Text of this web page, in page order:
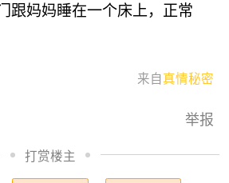
跟妈妈睡在一个床上，正常
来自真情秘密
举报
打赏楼主